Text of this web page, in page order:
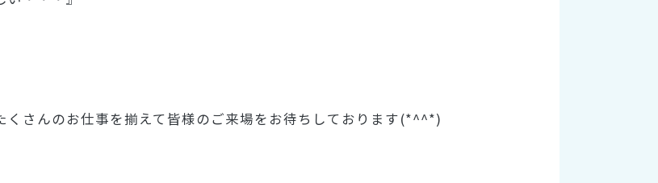
くさんのお仕事を揃えて皆様のご来場をお待ちしております(*^^*)